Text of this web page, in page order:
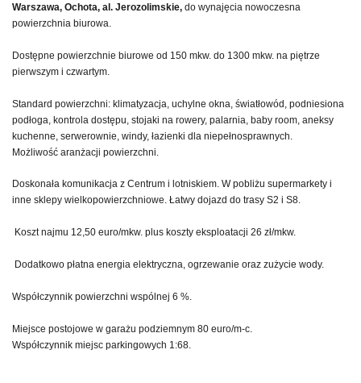
Warszawa, Ochota, al. Jerozolimskie, do wynajęcia nowoczesna
powierzchnia biurowa.
Dostępne powierzchnie biurowe od 150 mkw. do 1300 mkw. na piętrze
pierwszym i czwartym.
Standard powierzchni: klimatyzacja, uchylne okna, światłowód, podniesiona
podłoga, kontrola dostępu, stojaki na rowery, palarnia, baby room, aneksy
kuchenne, serwerownie, windy, łazienki dla niepełnosprawnych.
Możliwość aranżacji powierzchni.
Doskonała komunikacja z Centrum i lotniskiem. W pobliżu supermarkety i
inne sklepy wielkopowierzchniowe. Łatwy dojazd do trasy S2 i S8.
Koszt najmu 12,50 euro/mkw. plus koszty eksploatacji 26 zł/mkw.
Dodatkowo płatna energia elektryczna, ogrzewanie oraz zużycie wody.
Współczynnik powierzchni wspólnej 6 %.
Miejsce postojowe w garażu podziemnym 80 euro/m-c.
Współczynnik miejsc parkingowych 1:68.